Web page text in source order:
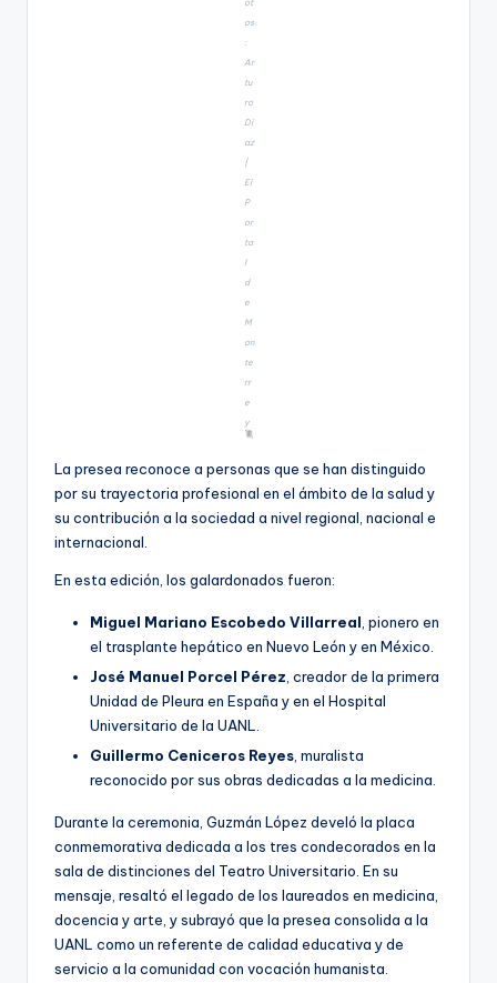
os
:
Ar
tu
ro
Dí
az
|
El
P
or
ta
l
d
e
M
on
te
rr
e
y
La presea reconoce a personas que se han distinguido
por su trayectoria profesional en el ámbito de la salud y
su contribución a la sociedad a nivel regional, nacional e
internacional.
En esta edición, los galardonados fueron:
Miguel Mariano Escobedo Villarreal , pionero en
el trasplante hepático en Nuevo León y en México.
José Manuel Porcel Pérez , creador de la primera
Unidad de Pleura en España y en el Hospital
Universitario de la UANL.
Guillermo Ceniceros Reyes , muralista
reconocido por sus obras dedicadas a la medicina.
Durante la ceremonia, Guzmán López develó la placa
conmemorativa dedicada a los tres condecorados en la
sala de distinciones del Teatro Universitario. En su
mensaje, resaltó el legado de los laureados en medicina,
docencia y arte, y subrayó que la presea consolida a la
UANL como un referente de calidad educativa y de
servicio a la comunidad con vocación humanista.